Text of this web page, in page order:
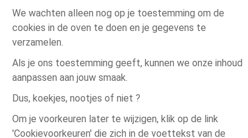
We wachten alleen nog op je toestemming om de
cookies in de oven te doen en je gegevens te
verzamelen.
Als je ons toestemming geeft, kunnen we onze inhoud
aanpassen aan jouw smaak.
Dus, koekjes, nootjes of niet ?
Om je voorkeuren later te wijzigen, klik op de link
'Cookievoorkeuren' die zich in de voettekst van de
BESCHIKBAARE
2 tot 4 dagen